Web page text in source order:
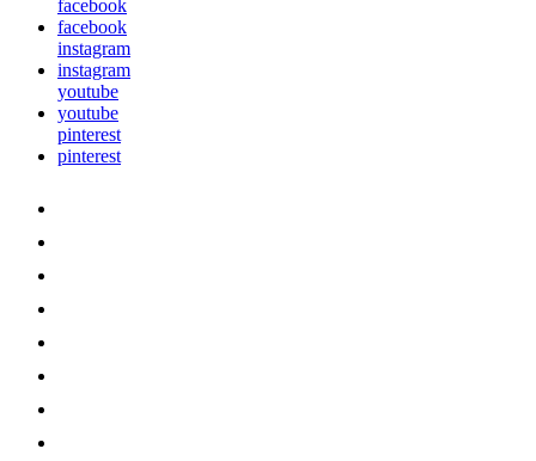
facebook
facebook
instagram
instagram
youtube
youtube
pinterest
pinterest